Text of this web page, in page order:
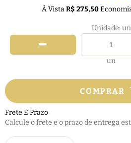
À VistaR$ 275,50
Unidade: un
un
COMPRAR
Frete E Prazo
Calcule o frete e o prazo de entrega